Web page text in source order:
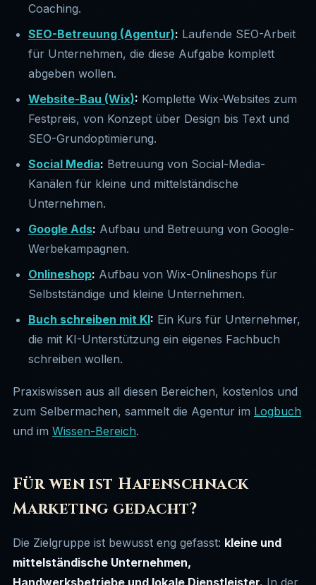
Coaching.
SEO-Betreuung (Agentur): Laufende SEO-Arbeit
für Unternehmen, die diese Aufgabe komplett
abgeben wollen.
Website-Bau (Wix): Komplette Wix-Websites zum
Festpreis, von Konzept über Design bis Text und
SEO-Grundoptimierung.
Social Media: Betreuung von Social-Media-
Kanälen für kleine und mittelständische
Unternehmen.
Google Ads: Aufbau und Betreuung von Google-
Werbekampagnen.
Onlineshop: Aufbau von Wix-Onlineshops für
Selbstständige und kleine Unternehmen.
Buch schreiben mit KI: Ein Kurs für Unternehmer,
die mit KI-Unterstützung ein eigenes Fachbuch
schreiben wollen.
Praxiswissen aus all diesen Bereichen, kostenlos und
zum Selbermachen, sammelt die Agentur im Logbuch
und im Wissen-Bereich.
Für wen ist Hafenschnack
Marketing gedacht?
Die Zielgruppe ist bewusst eng gefasst: kleine und
mittelständische Unternehmen,
Handwerksbetriebe und lokale Dienstleister. In der